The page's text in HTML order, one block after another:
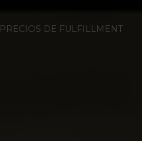
PRECIOS DE FULFILLMENT